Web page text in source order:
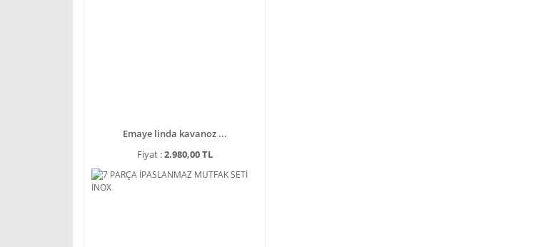
Emaye linda kavanoz ...
Fiyat :2.980,00 TL